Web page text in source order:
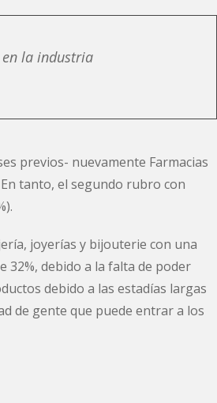
la industria
previos- nuevamente Farmacias
tanto, el segundo rubro con
joyerías y bijouterie con una
32%, debido a la falta de poder
debido a las estadías largas
de gente que puede entrar a los